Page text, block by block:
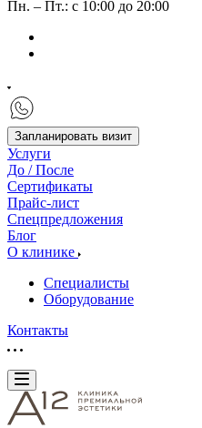
Пн. – Пт.: с 10:00 до 20:00
Запланировать визит
Услуги
До / После
Сертификаты
Прайс-лист
Спецпредложения
Блог
О клинике
Специалисты
Оборудование
Контакты